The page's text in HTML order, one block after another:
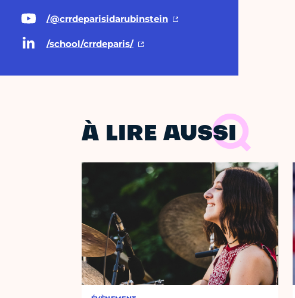
/@crrdeparisidarubinstein
/school/crrdeparis/
À LIRE AUSSI